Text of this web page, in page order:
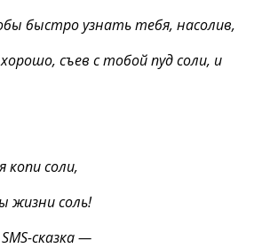
быстро узнать тебя, насолив,
съев с тобой пуд соли, и
соли,
жизни соль!
сказка —